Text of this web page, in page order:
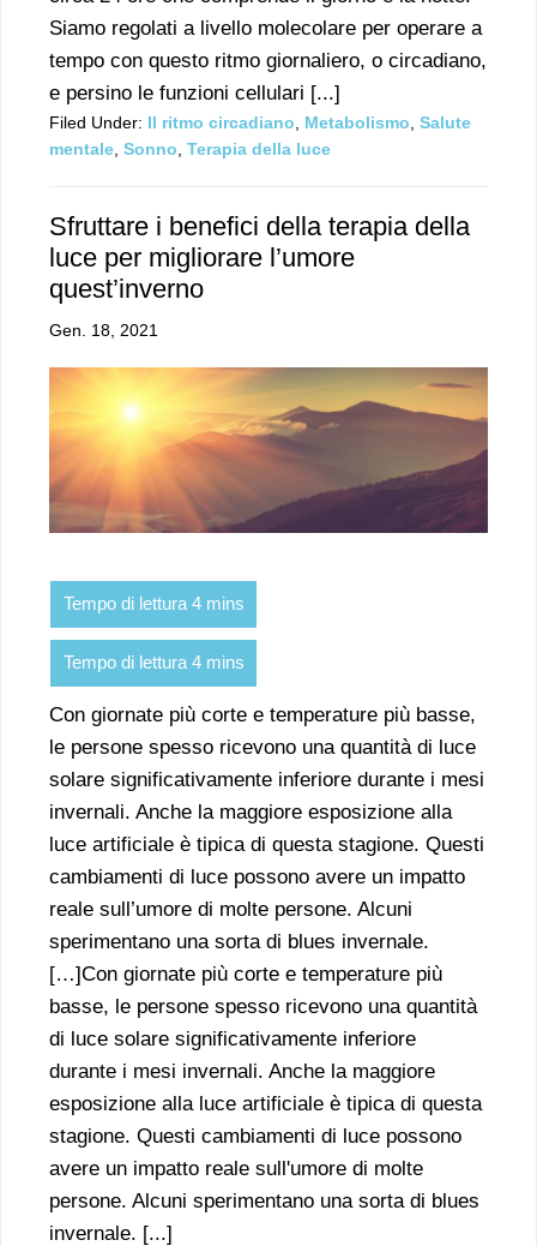
Siamo regolati a livello molecolare per operare a
tempo con questo ritmo giornaliero, o circadiano,
e persino le funzioni cellulari [...]
Filed Under: Il ritmo circadiano Metabolismo Salute
mentale Sonno Terapia della luce
Sfruttare i benefici della terapia della
luce per migliorare l’umore
quest’inverno
Gen. 18, 2021
Con giornate più corte e temperature più basse,
le persone spesso ricevono una quantità di luce
solare significativamente inferiore durante i mesi
invernali. Anche la maggiore esposizione alla
luce artificiale è tipica di questa stagione. Questi
cambiamenti di luce possono avere un impatto
reale sull’umore di molte persone. Alcuni
sperimentano una sorta di blues invernale.
[…]Con giornate più corte e temperature più
basse, le persone spesso ricevono una quantità
di luce solare significativamente inferiore
durante i mesi invernali. Anche la maggiore
esposizione alla luce artificiale è tipica di questa
stagione. Questi cambiamenti di luce possono
avere un impatto reale sull'umore di molte
persone. Alcuni sperimentano una sorta di blues
invernale. [...]